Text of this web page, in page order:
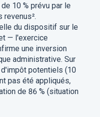
10 % prévu par le
du dispositif sur le
— l'exercice
une inversion
administrative. Sur
potentiels (10
pas été appliqués,
de 86 % (situation